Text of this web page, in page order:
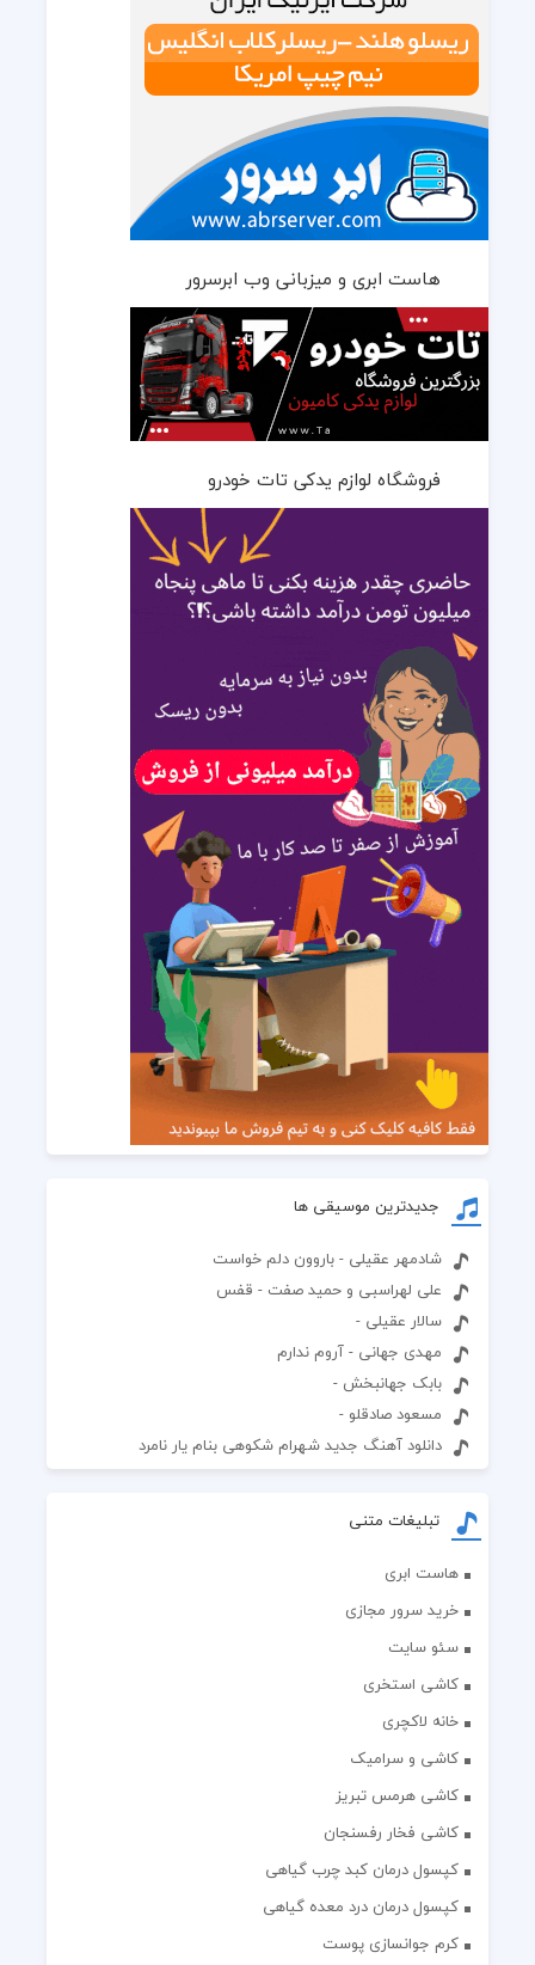
هاست ابری و میزبانی وب ابرسرور
فروشگاه لوازم یدکی تات خودرو
جدیدترین موسیقی ها
شادمهر عقیلی - باروون دلم خواست
علی لهراسبی و حمید صفت - قفس
سالار عقیلی -
مهدی جهانی - آروم ندارم
بابک جهانبخش -
مسعود صادقلو -
دانلود آهنگ جدید شهرام شکوهی بنام یار نامرد
تبلیغات متنی
هاست ابری
خرید سرور مجازی
سئو سایت
کاشی استخری
خانه لاکچری
کاشی و سرامیک
کاشی هرمس تبریز
کاشی فخار رفسنجان
کپسول درمان کبد چرب گیاهی
کپسول درمان درد معده گیاهی
کرم جوانسازی پوست